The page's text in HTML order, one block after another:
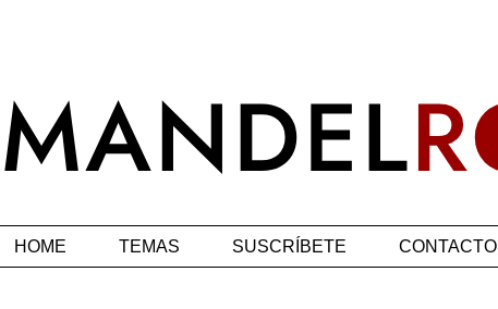
HOME TEMAS SUSCRÍBETE CONTACTO